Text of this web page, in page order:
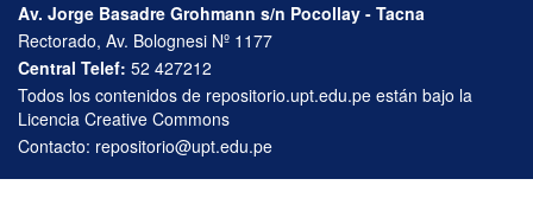
Av. Jorge Basadre Grohmann s/n Pocollay - Tacna
Rectorado, Av. Bolognesi Nº 1177
Central Telef: 52 427212
Todos los contenidos de repositorio.upt.edu.pe están bajo la
Licencia Creative Commons
Contacto: repositorio@upt.edu.pe